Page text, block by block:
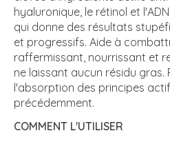
hyaluronique, le rétinol et
qui donne des résultats
et progressifs. Aide à
raffermissant, nourrissant et
ne laissant aucun résidu
l'absorption des principes
précédemment.
COMMENT L'UTILISER